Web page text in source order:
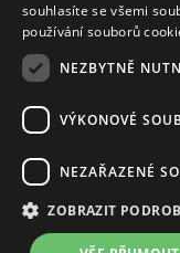
Podporují nás
souhlasíte se všemi
používání souborů
NEZBYTNĚ
VÝKONOVÉ
NEZAŘAZENÉ
ZOBRAZIT